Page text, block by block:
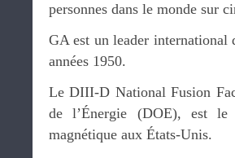
personnes dans le monde sur
GA est un leader international
années 1950.
Le DIII-D National Fusion
de l’Énergie (DOE), est
magnétique aux États-Unis.